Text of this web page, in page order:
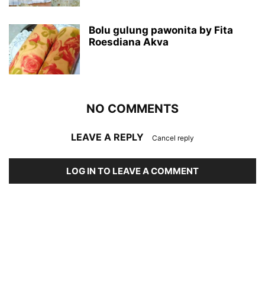
Bolu gulung pawonita by Fita
Roesdiana Akva
NO COMMENTS
LEAVE A REPLY Cancel reply
LOG IN TO LEAVE A COMMENT